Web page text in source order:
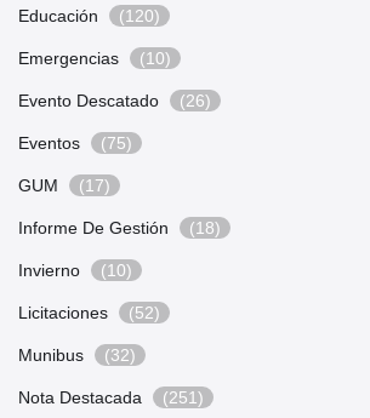
Educación (120)
Emergencias (10)
Evento Descatado (26)
Eventos (75)
GUM (17)
Informe De Gestión (18)
Invierno (10)
Licitaciones (52)
Munibus (32)
Nota Destacada (251)